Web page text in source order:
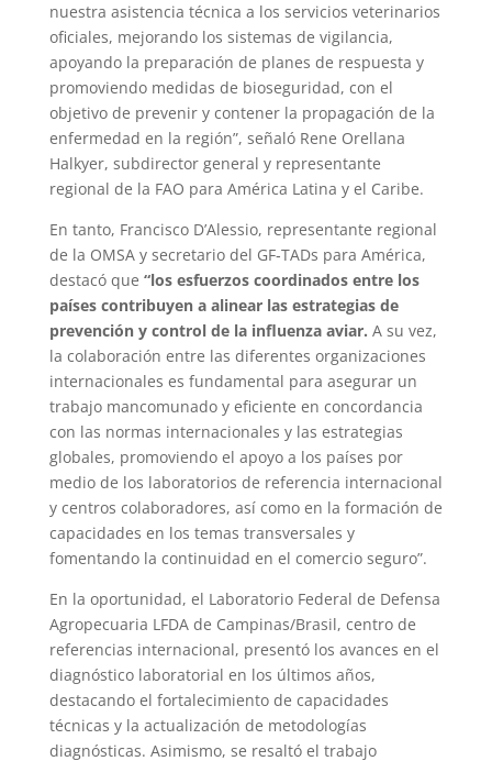
nuestra asistencia técnica a los servicios veterinarios
oficiales, mejorando los sistemas de vigilancia,
apoyando la preparación de planes de respuesta y
promoviendo medidas de bioseguridad, con el
objetivo de prevenir y contener la propagación de la
enfermedad en la región”, señaló Rene Orellana
Halkyer, subdirector general y representante
regional de la FAO para América Latina y el Caribe.
En tanto, Francisco D’Alessio, representante regional
de la OMSA y secretario del GF‑TADs para América,
destacó que “los esfuerzos coordinados entre los
países contribuyen a alinear las estrategias de
prevención y control de la influenza aviar. A su vez,
la colaboración entre las diferentes organizaciones
internacionales es fundamental para asegurar un
trabajo mancomunado y eficiente en concordancia
con las normas internacionales y las estrategias
globales, promoviendo el apoyo a los países por
medio de los laboratorios de referencia internacional
y centros colaboradores, así como en la formación de
capacidades en los temas transversales y
fomentando la continuidad en el comercio seguro”.
En la oportunidad, el Laboratorio Federal de Defensa
Agropecuaria LFDA de Campinas/Brasil, centro de
referencias internacional, presentó los avances en el
diagnóstico laboratorial en los últimos años,
destacando el fortalecimiento de capacidades
técnicas y la actualización de metodologías
diagnósticas. Asimismo, se resaltó el trabajo